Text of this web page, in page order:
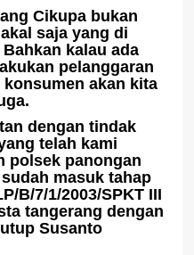
Cikupa bukan
saja yang di
kalau ada
pelanggaran
akan kita
dengan tindak
telah kami
polsek panongan
masuk tahap
B/7/1/2003/SPKT III
tangerang dengan
Susanto